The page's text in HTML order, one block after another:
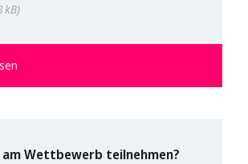
kB
Wettbewerb teilnehmen?